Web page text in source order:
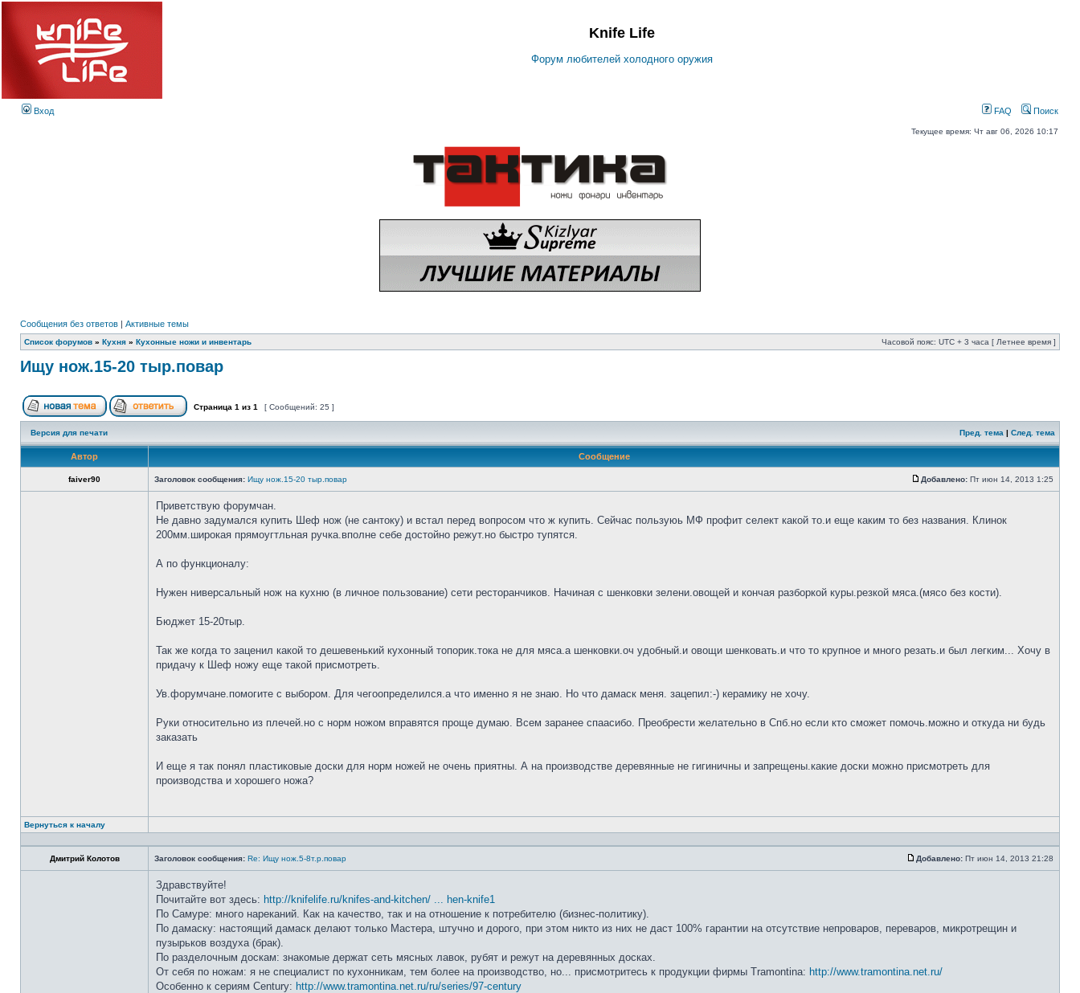
Knife Life
Форум любителей холодного оружия
Вход FAQ Поиск
Текущее время: Чт авг 06, 2026 10:17
Сообщения без ответов | Активные темы
Список форумов » Кухня » Кухонные ножи и инвентарь Часовой пояс: UTC + 3 часа [ Летнее время ]
Ищу нож.15-20 тыр.повар
Страница 1 из 1 [ Сообщений: 25 ]
Версия для печати Пред. тема | След. тема
Автор Сообщение
faiver90 Заголовок сообщения: Ищу нож.15-20 тыр.повар Добавлено: Пт июн 14, 2013 1:25
Приветствую форумчан.
Не давно задумался купить Шеф нож (не сантоку) и встал перед вопросом что ж купить. Сейчас пользуюь МФ профит селект какой то.и еще каким то без названия. Клинок
200мм.широкая прямоугтльная ручка.вполне себе достойно режут.но быстро тупятся.
А по функционалу:
Нужен ниверсальный нож на кухню (в личное пользование) сети ресторанчиков. Начиная с шенковки зелени.овощей и кончая разборкой куры.резкой мяса.(мясо без кости).
Бюджет 15-20тыр.
Так же когда то заценил какой то дешевенький кухонный топорик.тока не для мяса.а шенковки.оч удобный.и овощи шенковать.и что то крупное и много резать.и был легким... Хочу в
придачу к Шеф ножу еще такой присмотреть.
Ув.форумчане.помогите с выбором. Для чегоопределился.а что именно я не знаю. Но что дамаск меня. зацепил:-) керамику не хочу.
Руки относительно из плечей.но с норм ножом вправятся проще думаю. Всем заранее спаасибо. Преобрести желательно в Спб.но если кто сможет помочь.можно и откуда ни будь
заказать
И еще я так понял пластиковые доски для норм ножей не очень приятны. А на производстве деревянные не гигиничны и запрещены.какие доски можно присмотреть для
производства и хорошего ножа?
Вернуться к началу
Дмитрий Колотов Заголовок сообщения: Re: Ищу нож.5-8т.р.повар Добавлено: Пт июн 14, 2013 21:28
Здравствуйте!
Почитайте вот здесь: http://knifelife.ru/knifes-and-kitchen/ ... hen-knife1
По Самуре: много нареканий. Как на качество, так и на отношение к потребителю (бизнес-политику).
По дамаску: настоящий дамаск делают только Мастера, штучно и дорого, при этом никто из них не даст 100% гарантии на отсутствие непроваров, переваров, микротрещин и
пузырьков воздуха (брак).
По разделочным доскам: знакомые держат сеть мясных лавок, рубят и режут на деревянных досках.
От себя по ножам: я не специалист по кухонникам, тем более на производство, но... присмотритесь к продукции фирмы Tramontina: http://www.tramontina.net.ru/
Особенно к сериям Century: http://www.tramontina.net.ru/ru/series/97-century